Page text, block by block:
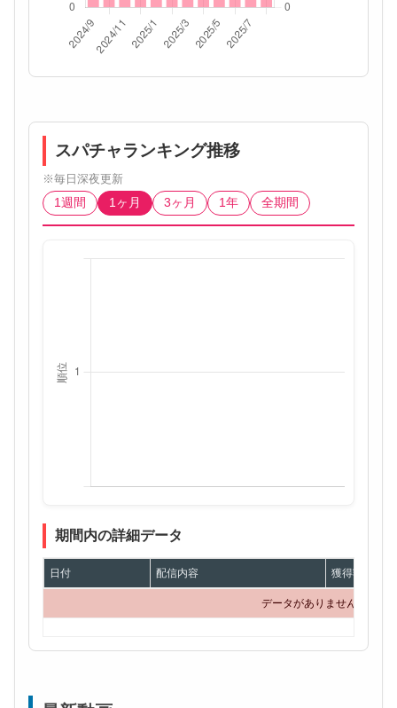
スパチャランキング推移
※毎日深夜更新
1週間
1ヶ月 3ヶ月 1年 全期間
期間内の詳細データ
日付 配信内容 獲得額
データがありません